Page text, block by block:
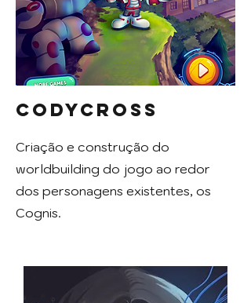
CodyCross
Criação e construção do
worldbuilding do jogo ao redor
dos personagens existentes, os
Cognis.